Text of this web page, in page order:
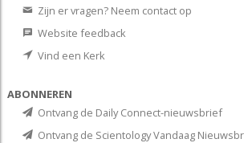
Zijn er vragen? Neem contact op
Website feedback
Vind een Kerk
ABONNEREN
Ontvang de Daily Connect-nieuwsbrief
Ontvang de Scientology Vandaag